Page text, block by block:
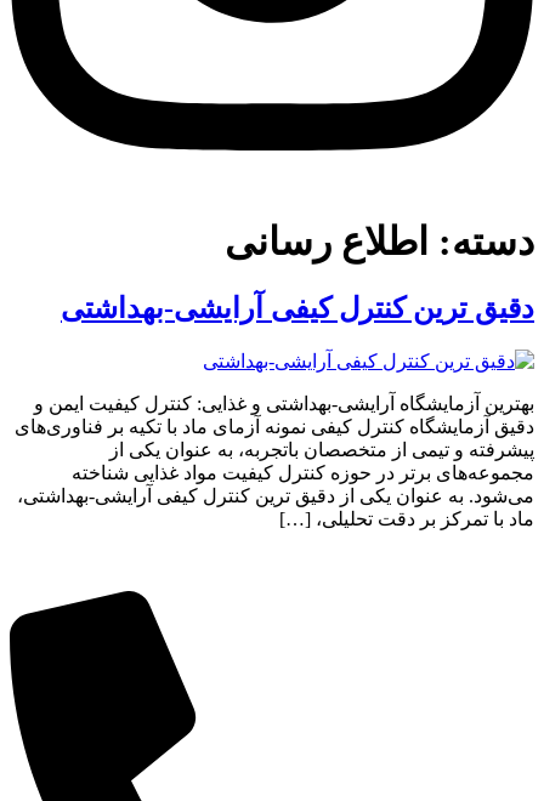
دسته: اطلاع رسانی
دقیق ترین کنترل کیفی آرایشی-بهداشتی
بهترین آزمایشگاه آرایشی-بهداشتی و غذایی: کنترل کیفیت ایمن و
دقیق آزمایشگاه کنترل کیفی نمونه آزمای ماد با تکیه بر فناوری‌های
پیشرفته و تیمی از متخصصان باتجربه، به عنوان یکی از
مجموعه‌های برتر در حوزه کنترل کیفیت مواد غذایی شناخته
می‌شود. به عنوان یکی از دقیق ترین کنترل کیفی آرایشی-بهداشتی،
ماد با تمرکز بر دقت تحلیلی، […]